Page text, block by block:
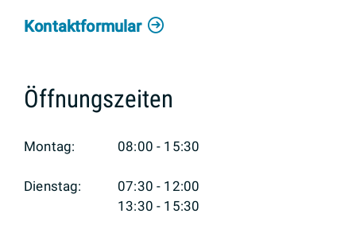
Kontaktformular
Öffnungszeiten
Montag: 08:00 - 15:30
Dienstag:
07:30 - 12:00
13:30 - 15:30